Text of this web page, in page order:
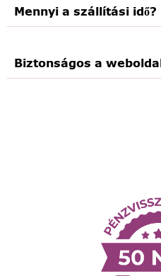
Mennyi a szállítási idő?
Biztonságos a